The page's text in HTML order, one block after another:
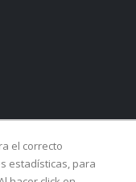
el correcto
estadísticas, para